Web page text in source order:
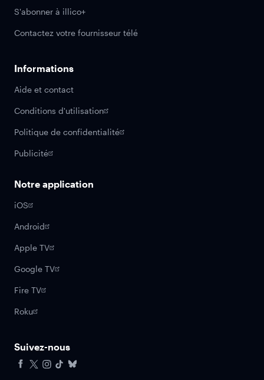
S'abonner à illico+
Contactez votre fournisseur télé
Informations
Aide et contact
Conditions d'utilisation
Politique de confidentialité
Publicité
Notre application
iOS
Android
Apple TV
Google TV
Fire TV
Roku
Suivez-nous